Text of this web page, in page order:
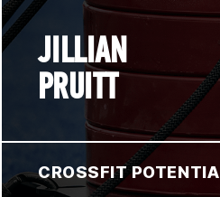
JILLIAN
PRUITT
CROSSFIT POTENTIA